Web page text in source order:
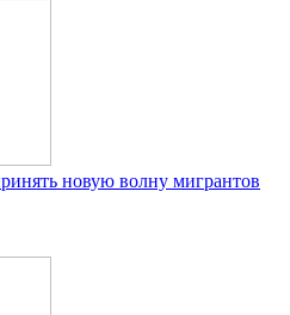
новую волну мигрантов